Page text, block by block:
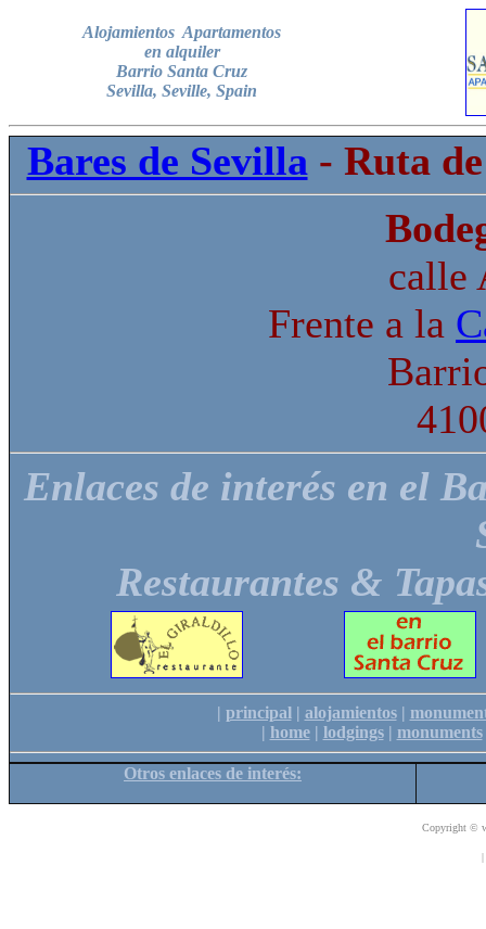
Alojamientos Apartamentos
en alquiler
Barrio Santa Cruz
Sevilla, Seville, Spain
Bares de Sevilla - Ruta
calle
Frente a la
Enlaces de interés en el
Restaurantes &
| principal| alojamientos|
| home | lodgings | monuments
Otros enlaces de interés:
Copyright ©
|